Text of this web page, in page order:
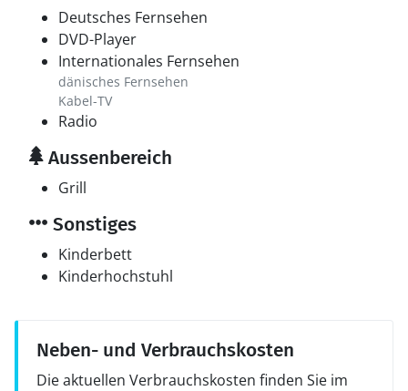
Deutsches Fernsehen
DVD-Player
Internationales Fernsehen
dänisches Fernsehen
Kabel-TV
Radio
Aussenbereich
Grill
Sonstiges
Kinderbett
Kinderhochstuhl
Neben- und Verbrauchskosten
Die aktuellen Verbrauchskosten finden Sie im